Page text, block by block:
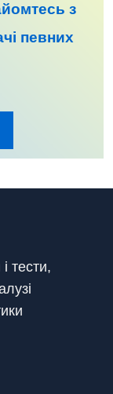
з
певних
тести,